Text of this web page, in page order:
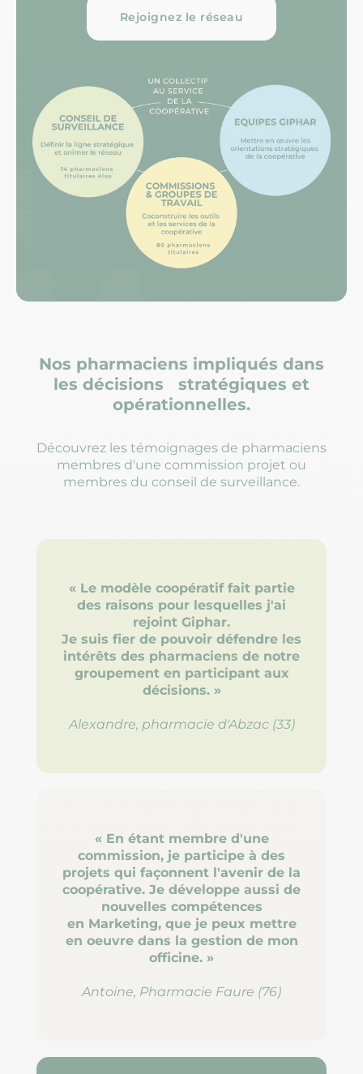
Rejoignez le réseau
Nos pharmaciens impliqués dans
les décisions stratégiques et
opérationnelles.
Découvrez les témoignages de pharmaciens
membres d'une commission projet ou
membres du conseil de surveillance.
« Le modèle coopératif fait partie
des raisons pour lesquelles j'ai
rejoint Giphar.
Je suis fier de pouvoir défendre les
intérêts des pharmaciens de notre
groupement en participant aux
décisions. »
Alexandre, pharmacie d'Abzac (33)
« En étant membre d'une
commission, je participe à des
projets qui façonnent l'avenir de la
coopérative. Je développe aussi de
nouvelles compétences
en Marketing, que je peux mettre
en oeuvre dans la gestion de mon
officine. »
Antoine, Pharmacie Faure (76)